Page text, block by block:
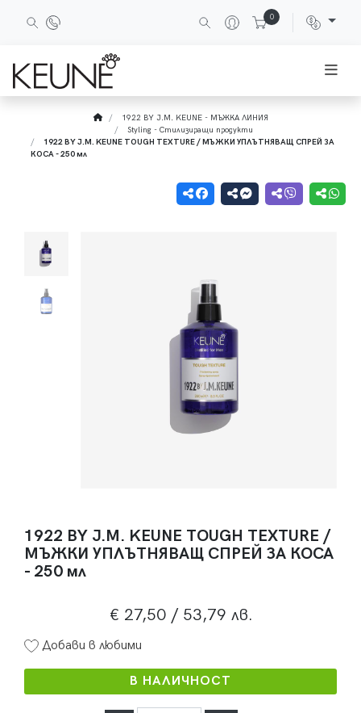
0
1922 BY J.M. KEUNE - МЪЖКА ЛИНИЯ
Styling - Стилизиращи продукти
1922 BY J.M. KEUNE TOUGH TEXTURE / МЪЖКИ УПЛЪТНЯВАЩ СПРЕЙ ЗА
КОСА - 250 мл
1922 BY J.M. KEUNE TOUGH TEXTURE /
МЪЖКИ УПЛЪТНЯВАЩ СПРЕЙ ЗА КОСА
- 250 мл
€ 27,50/ 53,79 лв.
Добави в любими
В НАЛИЧНОСТ